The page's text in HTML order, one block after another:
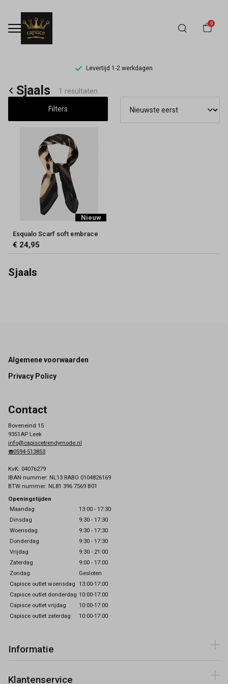
0
Levertijd 1-2 werkdagen
Sjaals
Capisce
Mode
Sjaals 1 resultaten
Filters
Nieuw
Esqualo Scarf soft embrace
€ 24,95
Sjaals
Footer
Algemene voorwaarden
Privacy Policy
Contact
Boveneind 15
9351AP Leek
info@capiscetrendymode.nl
☎️0594-513853
KvK: 04076279
IBAN nummer: NL13 RABO 0104826169
BTW nummer: NL81 396 7569 B01
Openingstijden
Maandag
13:00 - 17:30
Dinsdag
9:30 - 17:30
Woensdag
9:30 - 17:30
Donderdag
9:30 - 17:30
Vrijdag
9:30 - 21:00
Zaterdag
9:00 - 17:00
Zondag
Gesloten
Capisce outlet woensdag 13:00-17:00
Capisce outlet donderdag 10:00-17:00
Capisce outlet vrijdag
10:00-17:00
Capisce outlet zaterdag
10:00-17:00
Informatie
Klantenservice